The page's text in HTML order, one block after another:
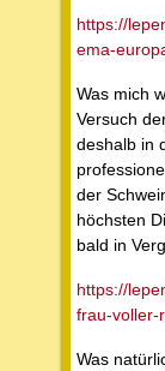
https://
ema-
Was mich
Versuch
deshalb in
der
höchsten
bald in
https://
frau-voller-
Was